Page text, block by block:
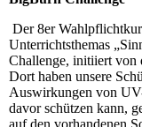
Der 8er
Unterrichtsthemas
Challenge, initiiert von
Dort haben unsere
Auswirkungen von
davor schützen kann,